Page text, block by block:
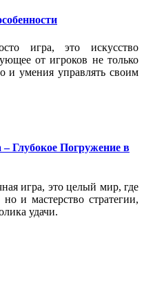
игра, это искусство
от игроков не только
и умения управлять своим
Глубокое Погружение в
игра, это целый мир, где
и мастерство стратегии,
удачи.